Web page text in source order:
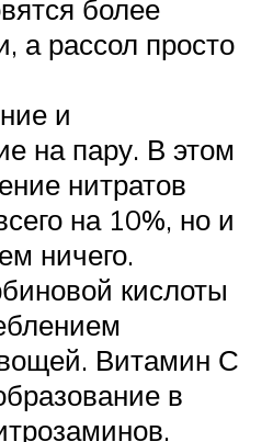
более
а рассол просто
и
на пару. В этом
нитратов
на 10%, но и
ничего.
кислоты
Витамин С
в